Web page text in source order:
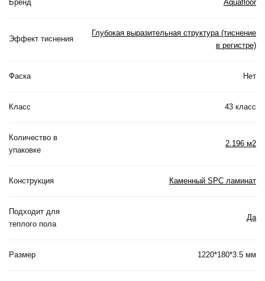
Бренд Aquafloor
Эффект тиснения
Глубокая выразительная структура (тиснение
в регистре)
Фаска Нет
Класс 43 класс
Количество в
упаковке
2.196 м2
Конструкция Каменный SPC ламинат
Подходит для
теплого пола
Да
Размер 1220*180*3.5 мм